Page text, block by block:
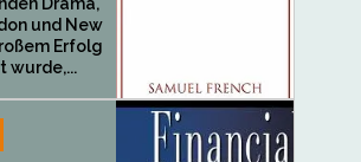
und New
Erfolg
wurde,...